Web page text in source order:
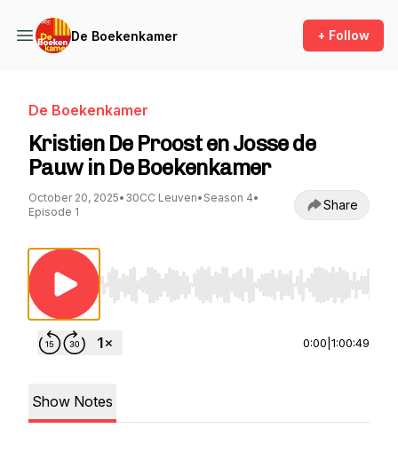
De Boekenkamer + Follow
De Boekenkamer
Kristien De Proost en Josse de
Pauw in De Boekenkamer
October 20, 2025• 30CC Leuven• Season 4•
Episode 1
Share
Use Left/Right to seek, Home/End to jump to
0:00 1:00:49
Show Notes